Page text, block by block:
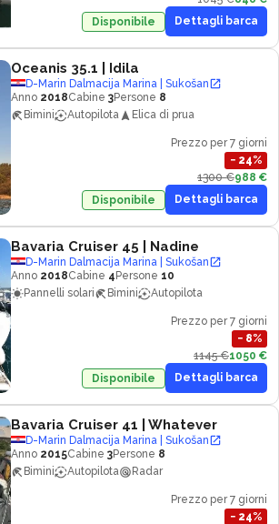
Disponibile
Dettagli barca
Oceanis 35.1 | Idila
D-Marin Dalmacija Marina | Sukošan
Anno 2018Cabine 3Persone 8
Bimini
Autopilota Elica di prua
Prezzo per 7 giorni
− 24%
1300 €988 €
Disponibile
Dettagli barca
Bavaria Cruiser 45 | Nadine
D-Marin Dalmacija Marina | Sukošan
Anno 2018Cabine 4 Persone 10
Pannelli solari
Bimini Autopilota
Prezzo per 7 giorni
− 8%
1145 €1050 €
Disponibile
Dettagli barca
Bavaria Cruiser 41 | Whatever
D-Marin Dalmacija Marina | Sukošan
Anno 2015Cabine 3Persone 8
Bimini
Autopilota Radar
Prezzo per 7 giorni
− 24%